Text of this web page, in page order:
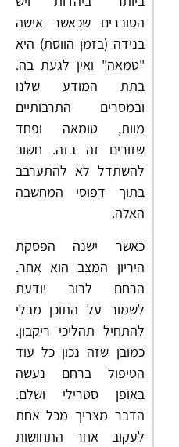
הסוברים שכאשר אישה
בנידה (בזמן הווסת) היא
"טמאה" ואין לגעת בה.
בתת המודע שלנו
ובמסרים התרבותיים
מוות, טומאה ופחד
שזורים זה בזה. חשוב
להשתדל לא להתערבב
בתוך דפוסי המחשבה
האלה.
כאשר ישנה הפסקת
היריון המצב הוא אחר.
הרחם לרוב יודעת
לשמור על התוכן מבלי
להתחיל תהליכי ריקבון.
כמובן שזה נכון כל עוד
הטיפול ברחם נעשה
באופן סטרילי ושלם.
הדבר מצריך מכל אחת
לעקוב אחר התחושות